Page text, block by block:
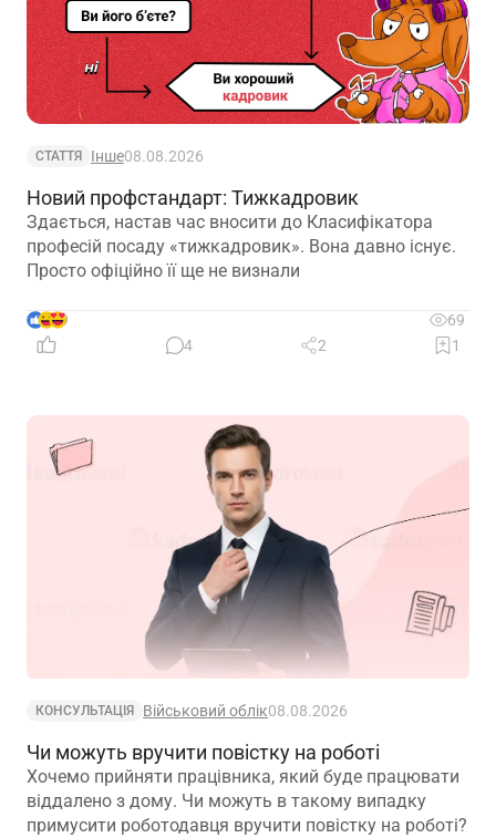
СТАТТЯ Інше08.08.2026
Новий профстандарт: Тижкадровик
Здається, настав час вносити до Класифікатора
професій посаду «тижкадровик». Вона давно існує.
Просто офіційно її ще не визнали
9
69
4
2 1
КОНСУЛЬТАЦІЯ Військовий облік08.08.2026
Чи можуть вручити повістку на роботі
Хочемо прийняти працівника, який буде працювати
віддалено з дому. Чи можуть в такому випадку
примусити роботодавця вручити повістку на роботі?